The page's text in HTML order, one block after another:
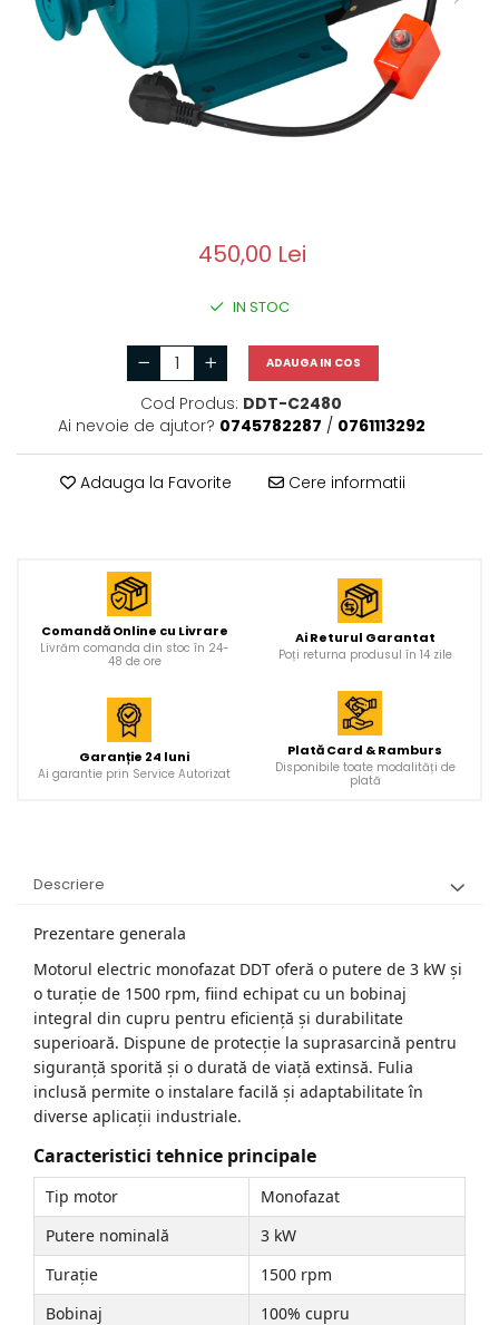
Motoburghie si Burghie
Mixere- Amestecatoare
Acumulatori si
incarcatoare
Scule si unelte
450,00 Lei
IN STOC
ADAUGA IN COS
Cod Produs: DDT-C2480
Ai nevoie de ajutor? 0745782287 / 0761113292
Adauga la Favorite Cere informatii
Comandă Online cu Livrare
Livrăm comanda din stoc în 24-
48 de ore
Ai Returul Garantat
Poți returna produsul în 14 zile
Garanție 24 luni
Ai garantie prin Service Autorizat
Plată Card & Ramburs
Disponibile toate modalități de
plată
Descriere
Prezentare generala
Motorul electric monofazat DDT oferă o putere de 3 kW și
o turație de 1500 rpm, fiind echipat cu un bobinaj
integral din cupru pentru eficiență și durabilitate
superioară. Dispune de protecție la suprasarcină pentru
siguranță sporită și o durată de viață extinsă. Fulia
inclusă permite o instalare facilă și adaptabilitate în
diverse aplicații industriale.
Caracteristici tehnice principale
Tip motor
Monofazat
Putere nominală
3 kW
Turație
1500 rpm
Bobinaj
100% cupru